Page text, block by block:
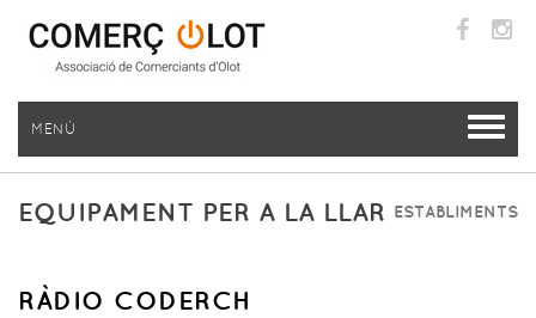
MENÚ
ESTABLIMENTS
EQUIPAMENT PER A LA LLAR
RÀDIO CODERCH